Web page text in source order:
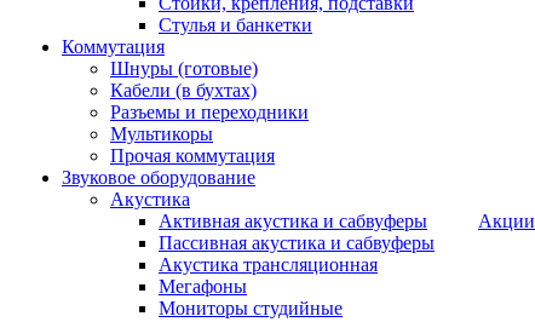
Стулья и банкетки
Коммутация
Шнуры (готовые)
Кабели (в бухтах)
Разъемы и переходники
Мультикоры
Прочая коммутация
Звуковое оборудование
Акустика
Активная акустика и сабвуферы
Пассивная акустика и сабвуферы
Акустика трансляционная
Мегафоны
Мониторы студийные
Акции